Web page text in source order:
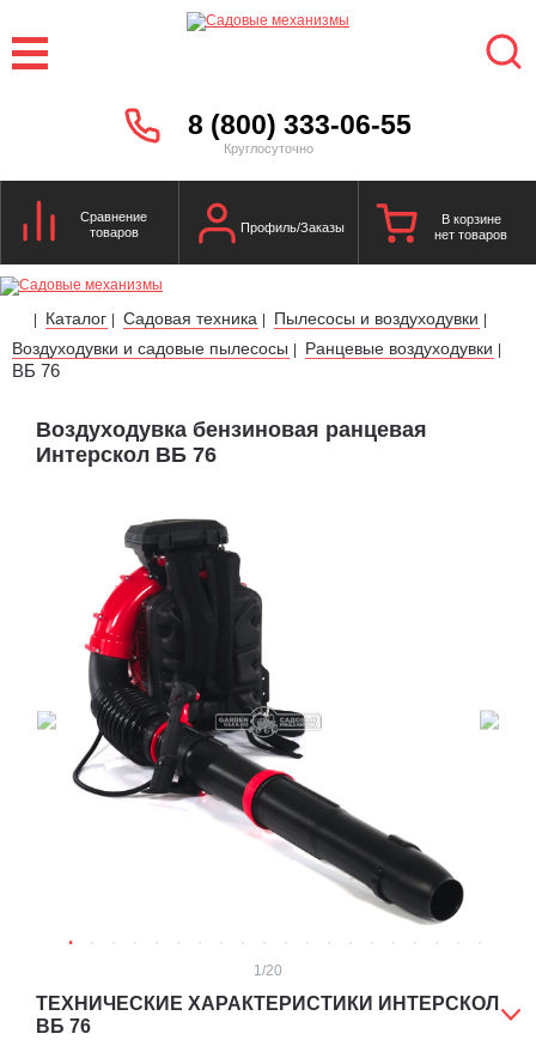
8 (800) 333-06-55
Круглосуточно
Сравнение
товаров
Профиль/Заказы
В корзине
нет товаров
| Каталог | Садовая техника | Пылесосы и воздуходувки |
Воздуходувки и садовые пылесосы | Ранцевые воздуходувки |
ВБ 76
Воздуходувка бензиновая ранцевая
Интерскол ВБ 76
1 /20
ТЕХНИЧЕСКИЕ ХАРАКТЕРИСТИКИ ИНТЕРСКОЛ
ВБ 76